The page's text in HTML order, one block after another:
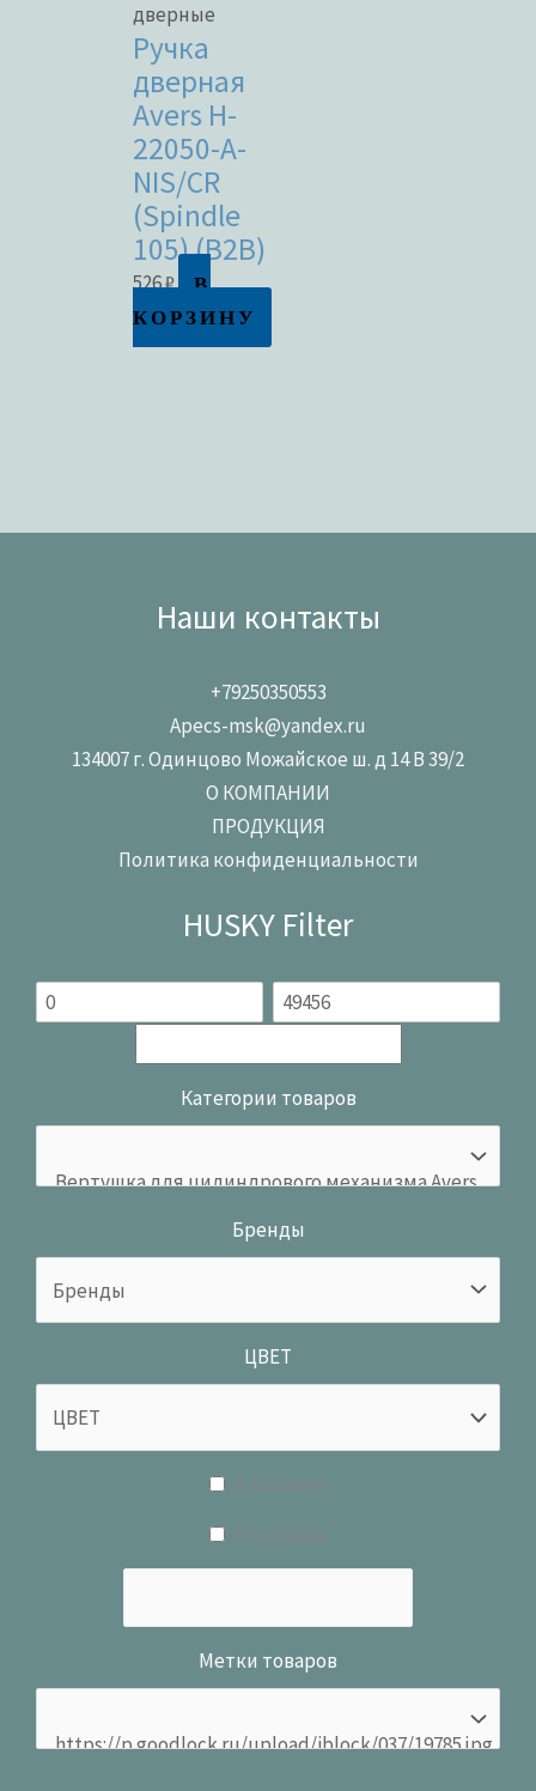
дверные
Ручка
дверная
Avers H-
22050-A-
NIS/CR
(Spindle
105) (B2B)
526₽
В
КОРЗИНУ
Наши контакты
+79250350553
Apecs-msk@yandex.ru
134007 г. Одинцово Можайское ш. д 14 В 39/2
О КОМПАНИИ
ПРОДУКЦИЯ
Политика конфиденциальности
HUSKY Filter
Категории товаров
Бренды
ЦВЕТ
Метки товаров